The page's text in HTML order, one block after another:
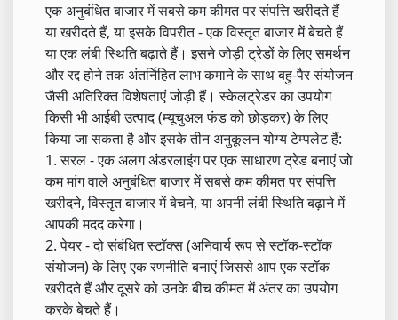
एक अनुबंधित बाजार में सबसे कम कीमत पर संपत्ति खरीदते हैं
या खरीदते हैं, या इसके विपरीत - एक विस्तृत बाजार में बेचते हैं
या एक लंबी स्थिति बढ़ाते हैं। इसने जोड़ी ट्रेडों के लिए समर्थन
और रद्द होने तक अंतर्निहित लाभ कमाने के साथ बहु-पैर संयोजन
जैसी अतिरिक्त विशेषताएं जोड़ी हैं। स्केलट्रेडर का उपयोग
किसी भी आईबी उत्पाद (म्यूचुअल फंड को छोड़कर) के लिए
किया जा सकता है और इसके तीन अनुकूलन योग्य टेम्पलेट हैं:
1. सरल - एक अलग अंडरलाइंग पर एक साधारण ट्रेड बनाएं जो
कम मांग वाले अनुबंधित बाजार में सबसे कम कीमत पर संपत्ति
खरीदने, विस्तृत बाजार में बेचने, या अपनी लंबी स्थिति बढ़ाने में
आपकी मदद करेगा।
2. पेयर - दो संबंधित स्टॉक्स (अनिवार्य रूप से स्टॉक-स्टॉक
संयोजन) के लिए एक रणनीति बनाएं जिससे आप एक स्टॉक
खरीदते हैं और दूसरे को उनके बीच कीमत में अंतर का उपयोग
करके बेचते हैं।